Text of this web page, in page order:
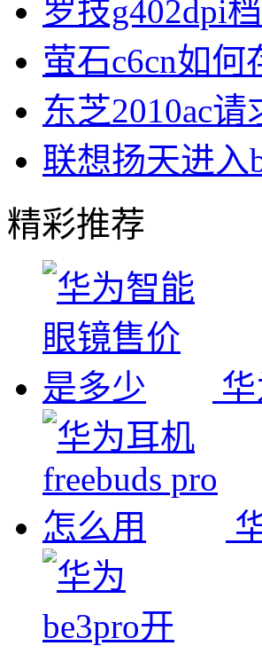
罗技g402dpi
萤石c6cn如何
东芝2010ac
联想扬天进入
精彩推荐